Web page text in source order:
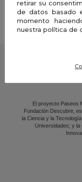
El proyecto Paseos
Fundación Descubre,
la Ciencia y la
Universidades; y
retirar su
de datos basado
momento
nuestra política de